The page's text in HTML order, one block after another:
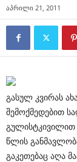
აპრილი 21, 2011
გასულ კვირას
შემოქმედებით
გულისტკივილით
წლის
გაკეთებაც აღა